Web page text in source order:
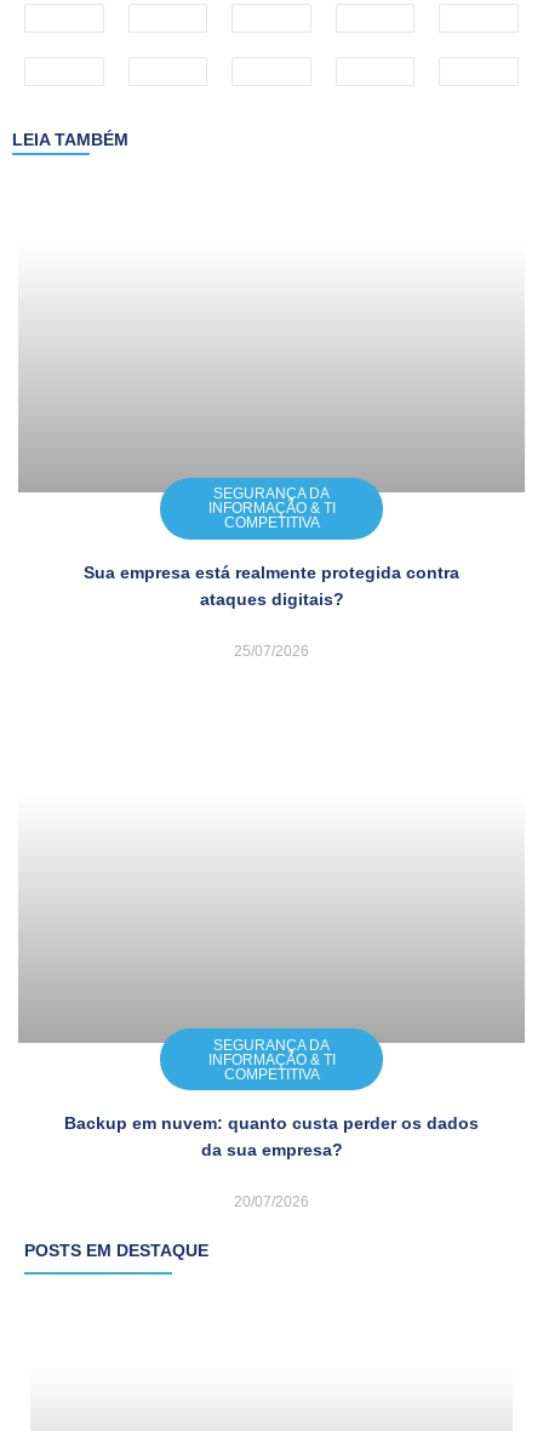
LEIA TAMBÉM
SEGURANÇA DA
INFORMAÇÃO & TI
COMPETITIVA
Sua empresa está realmente protegida contra
ataques digitais?
25/07/2026
SEGURANÇA DA
INFORMAÇÃO & TI
COMPETITIVA
Backup em nuvem: quanto custa perder os dados
da sua empresa?
20/07/2026
POSTS EM DESTAQUE